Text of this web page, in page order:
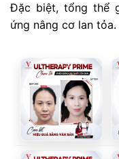
Đặc biệt, tổng thể
ứng nâng cơ lan tỏa.